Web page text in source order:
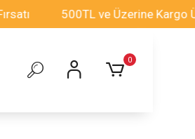
500TL ve Üzerine Kargo
0